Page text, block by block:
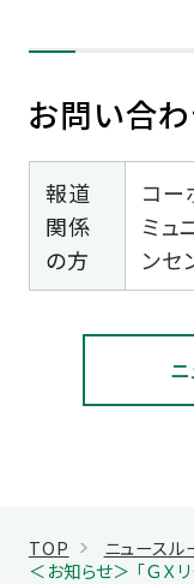
お問い合
報道
関係
の方
コー
ミュ
ンセ
TOP ニュースル
＜お知らせ＞ 「ＧＸ